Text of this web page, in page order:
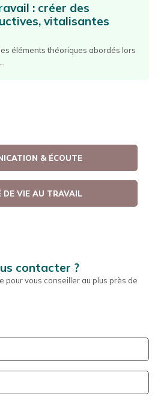
: créer des
vitalisantes
éléments théoriques abordés lors
& ÉCOUTE
DE VIE AU TRAVAIL
contacter ?
pour vous conseiller au plus près de